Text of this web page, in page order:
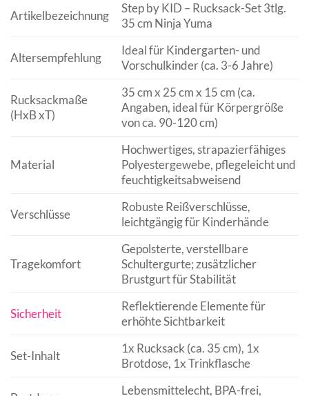
Artikelbezeichnung
Step by KID – Rucksack-Set 3tlg.
35 cm Ninja Yuma
Altersempfehlung
Ideal für Kindergarten- und
Vorschulkinder (ca. 3-6 Jahre)
Rucksackmaße
(HxB xT)
35 cm x 25 cm x 15 cm (ca.
Angaben, ideal für Körpergröße
von ca. 90-120 cm)
Material
Hochwertiges, strapazierfähiges
Polyestergewebe, pflegeleicht und
feuchtigkeitsabweisend
Verschlüsse
Robuste Reißverschlüsse,
leichtgängig für Kinderhände
Tragekomfort
Gepolsterte, verstellbare
Schultergurte; zusätzlicher
Brustgurt für Stabilität
Sicherheit
Reflektierende Elemente für
erhöhte Sichtbarkeit
Set-Inhalt
1x Rucksack (ca. 35 cm), 1x
Brotdose, 1x Trinkflasche
Lebensmittelecht, BPA-frei,